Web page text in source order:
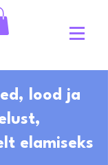
lood ja
elamiseks